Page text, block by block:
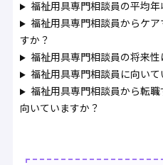
福祉用具専門相談員の平均
福祉用具専門相談員からケ
すか？
福祉用具専門相談員の将来性
福祉用具専門相談員に向い
福祉用具専門相談員から転
向いていますか？